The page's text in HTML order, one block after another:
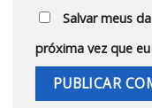
Salvar meus
próxima vez que